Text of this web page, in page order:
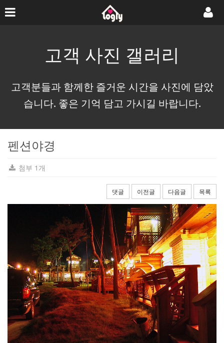
고객 사진 갤러리
고객분들과 함께한 즐거운 시간을 사진에 담았
습니다. 좋은 기억 담고 가시길 바랍니다.
펜션야경
첨부 1개
댓글 이전글 다음글 목록